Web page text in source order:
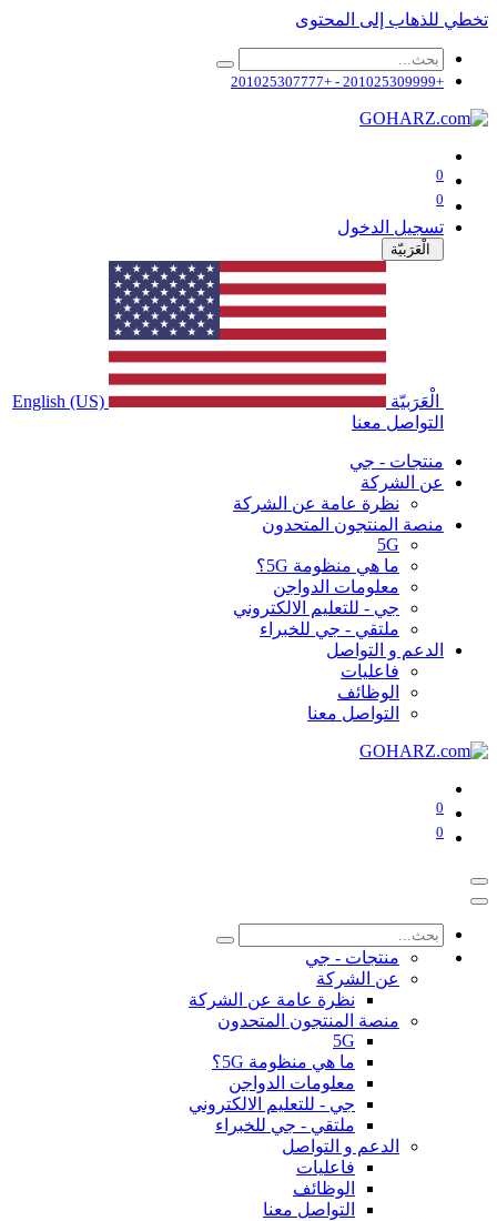
تخطي للذهاب إلى المحتوى
+201025309999 - +201025307777
0
0
تسجيل الدخول
الْعَرَبيّة
الْعَرَبيّة
English (US)
التواصل معنا
منتجات - جي
عن الشركة
نظرة عامة عن الشركة
منصة المنتجون المتحدون
5G
ما هي منظومة 5G؟
معلومات الدواجن
جي - للتعليم الالكتروني
ملتقي - جي للخبراء
الدعم و التواصل
فاعليات
الوظائف
التواصل معنا
0
0
منتجات - جي
عن الشركة
نظرة عامة عن الشركة
منصة المنتجون المتحدون
5G
ما هي منظومة 5G؟
معلومات الدواجن
جي - للتعليم الالكتروني
ملتقي - جي للخبراء
الدعم و التواصل
فاعليات
الوظائف
التواصل معنا